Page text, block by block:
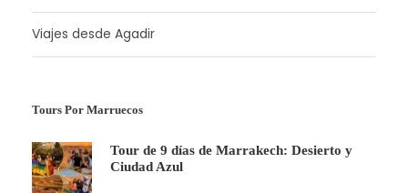
Viajes desde Agadir
Tours Por Marruecos
Tour de 9 días de Marrakech: Desierto y
Ciudad Azul